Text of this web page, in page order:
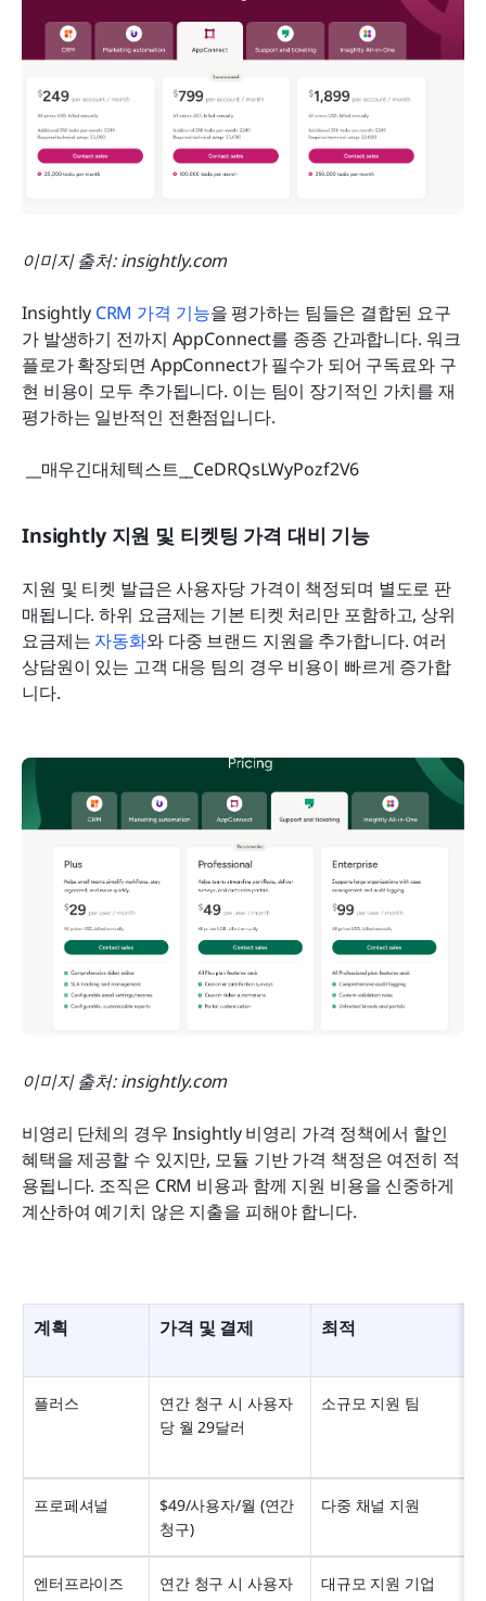
이미지 출처: insightly.com
Insightly CRM 가격 기능을 평가하는 팀들은 결합된 요구
가 발생하기 전까지 AppConnect를 종종 간과합니다. 워크
플로가 확장되면 AppConnect가 필수가 되어 구독료와 구
현 비용이 모두 추가됩니다. 이는 팀이 장기적인 가치를 재
평가하는 일반적인 전환점입니다.
__매우긴대체텍스트__CeDRQsLWyPozf2V6
Insightly 지원 및 티켓팅 가격 대비 기능
지원 및 티켓 발급은 사용자당 가격이 책정되며 별도로 판
매됩니다. 하위 요금제는 기본 티켓 처리만 포함하고, 상위
요금제는 자동화와 다중 브랜드 지원을 추가합니다. 여러
상담원이 있는 고객 대응 팀의 경우 비용이 빠르게 증가합
니다.
이미지 출처: insightly.com
비영리 단체의 경우 Insightly 비영리 가격 정책에서 할인
혜택을 제공할 수 있지만, 모듈 기반 가격 책정은 여전히 적
용됩니다. 조직은 CRM 비용과 함께 지원 비용을 신중하게
계산하여 예기치 않은 지출을 피해야 합니다.
계획 가격 및 결제 최적
플러스
연간 청구 시 사용자
당 월 29달러
소규모 지원 팀
프로페셔널
$49/사용자/월 (연간
청구)
다중 채널 지원
엔터프라이즈
연간 청구 시 사용자
대규모 지원 기업